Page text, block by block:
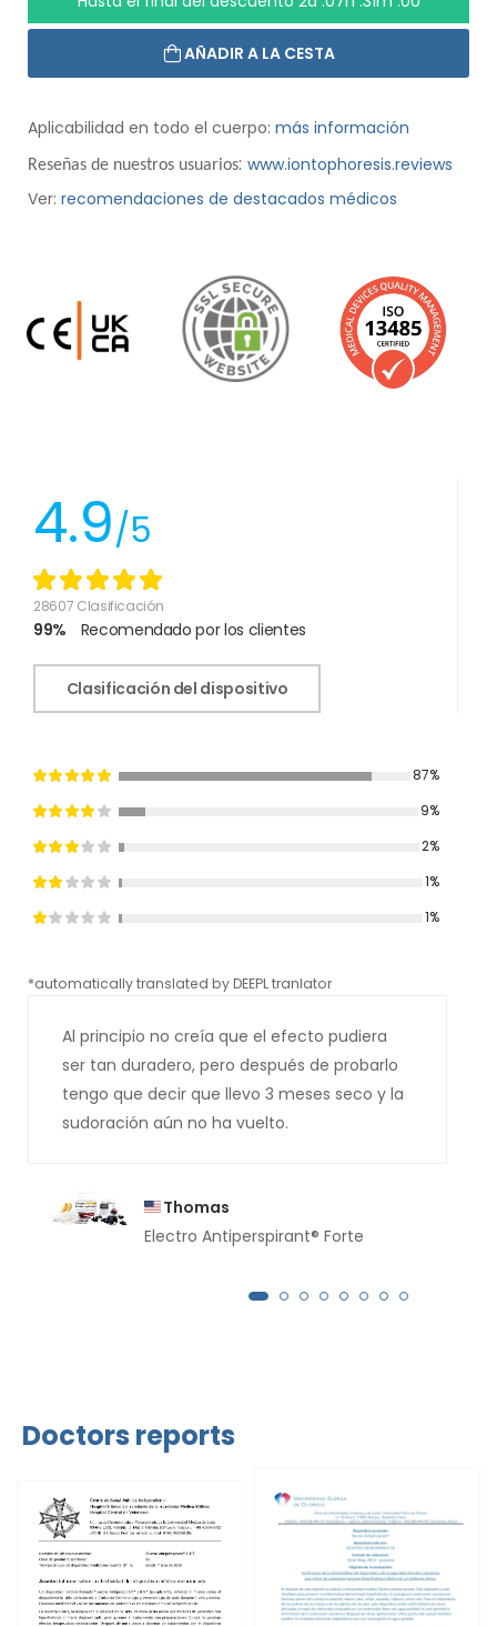
AÑADIR A LA CESTA
Aplicabilidad en todo el cuerpo: más información
Reseñas de nuestros usuarios: www.iontophoresis.reviews
Ver: recomendaciones de destacados médicos
4.9/5
28607 Clasificación
99% Recomendado por los clientes
Clasificación del dispositivo
87%
9%
2%
1%
1%
*automatically translated by DEEPL tranlator
Al principio no creía que el efecto pudiera
ser tan duradero, pero después de probarlo
tengo que decir que llevo 3 meses seco y la
sudoración aún no ha vuelto.
Thomas
Electro Antiperspirant® Forte
Doctors reports